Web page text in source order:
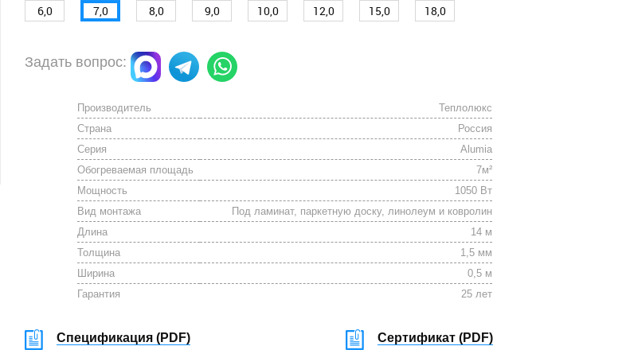
6,0 7,0 8,0 9,0 10,0 12,0 15,0 18,0
Задать вопрос:
Производитель
Теплолюкс
Страна
Россия
Серия
Alumia
Обогреваемая площадь
7м²
Мощность
1050 Вт
Вид монтажа
Под ламинат, паркетную доску, линолеум и ковролин
Длина
14 м
Толщина
1,5 мм
Ширина
0,5 м
Гарантия
25 лет
Спецификация (PDF) Сертификат (PDF)